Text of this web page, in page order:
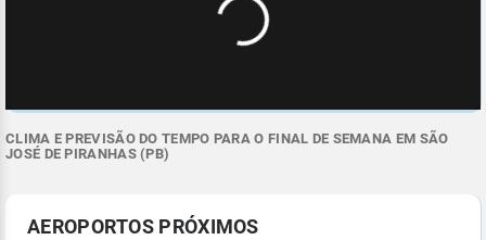
CLIMA E PREVISÃO DO TEMPO PARA O FINAL DE SEMANA EM SÃO
JOSÉ DE PIRANHAS (PB)
AEROPORTOS PRÓXIMOS